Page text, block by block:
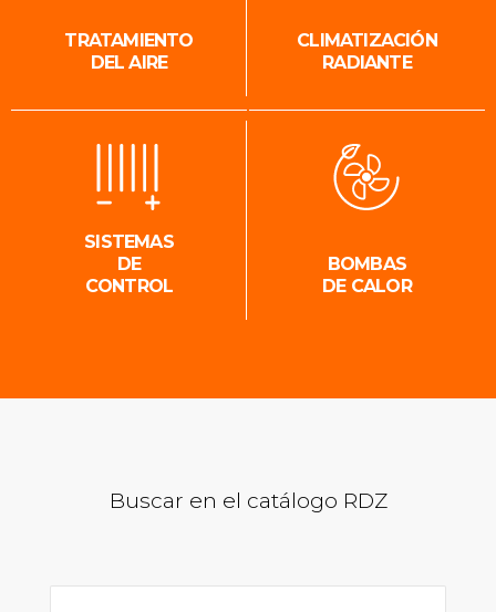
TRATAMIENTO
DEL AIRE
CLIMATIZACIÓN
RADIANTE
SISTEMAS
DE
CONTROL
BOMBAS
DE CALOR
Buscar en el catálogo RDZ